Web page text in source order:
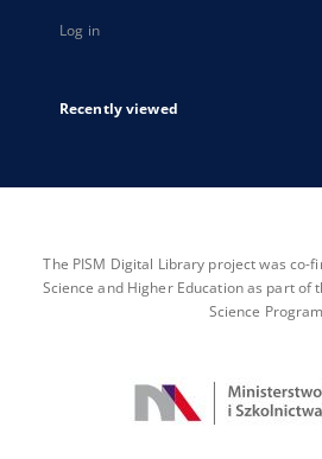
Log in
Recently viewed
The PISM Digital Library project was co-
Science and Higher Education as part of
Science Program